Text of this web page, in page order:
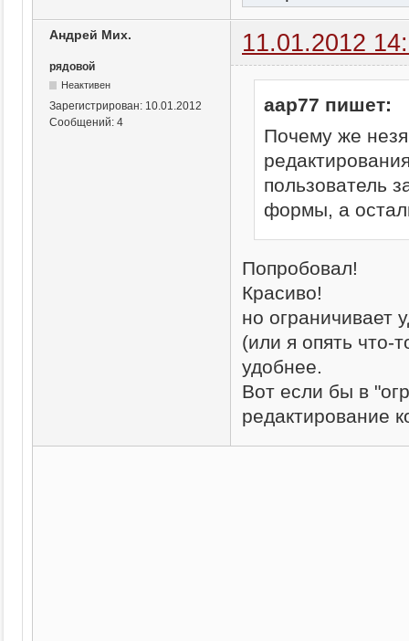
Андрей Мих. 11.01.2012
рядовой
Неактивен
Зарегистрирован: 10.01.2012
Сообщений: 4
aap77 пишет:
Почему же
пользователь
формы, а
Попробовал!
Красиво!
но ограничивает
(или я опять что-
удобнее.
Вот если бы в
редактирование